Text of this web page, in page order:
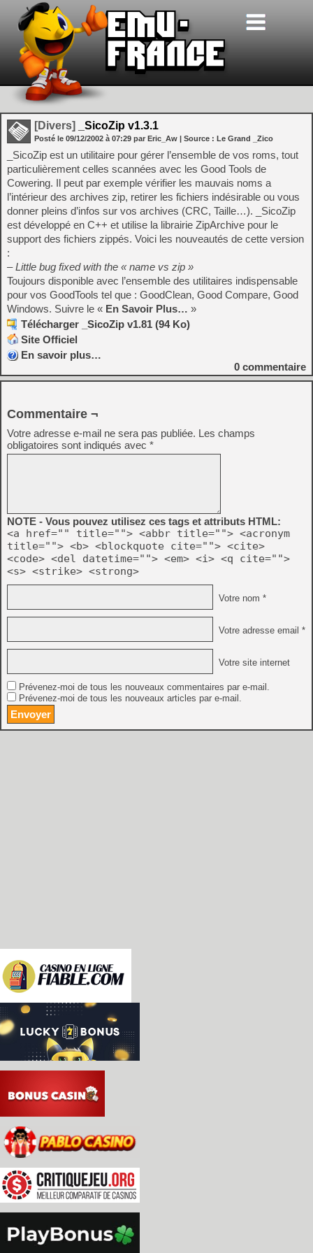
[Divers] _SicoZip v1.3.1
Posté le 09/12/2002 à 07:29 par Eric_Aw | Source : Le Grand _Zico
_SicoZip est un utilitaire pour gérer l’ensemble de vos roms, tout
particulièrement celles scannées avec les Good Tools de
Cowering. Il peut par exemple vérifier les mauvais noms a
l’intérieur des archives zip, retirer les fichiers indésirable ou vous
donner pleins d’infos sur vos archives (CRC, Taille…). _SicoZip
est développé en C++ et utilise la librairie ZipArchive pour le
support des fichiers zippés. Voici les nouveautés de cette version
:
– Little bug fixed with the « name vs zip »
Toujours disponible avec l’ensemble des utilitaires indispensable
pour vos GoodTools tel que : GoodClean, Good Compare, Good
Windows. Suivre le « En Savoir Plus… »
Télécharger _SicoZip v1.81 (94 Ko)
Site Officiel
En savoir plus…
0 commentaire
Commentaire ¬
Votre adresse e-mail ne sera pas publiée. Les champs
obligatoires sont indiqués avec *
NOTE - Vous pouvez utilisez ces tags et attributs HTML:
<a href="" title=""> <abbr title=""> <acronym
title=""> <b> <blockquote cite=""> <cite>
<code> <del datetime=""> <em> <i> <q cite="">
<s> <strike> <strong>
Votre nom *
Votre adresse email *
Votre site internet
Prévenez-moi de tous les nouveaux commentaires par e-mail.
Prévenez-moi de tous les nouveaux articles par e-mail.